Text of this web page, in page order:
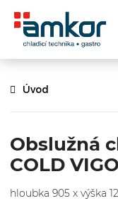
Úvod
Obslužná
COLD VIGO
hloubka 905 x výška